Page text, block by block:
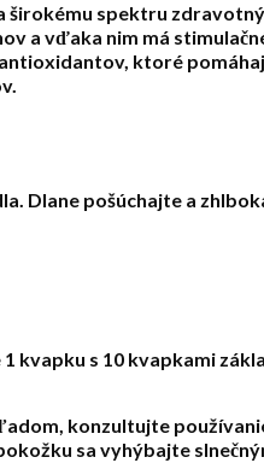
širokému spektru
a vďaka nim má
ktoré
Dlane pošúchajte a
kvapku s 10 kvapkami
konzultujte
sa vyhýbajte